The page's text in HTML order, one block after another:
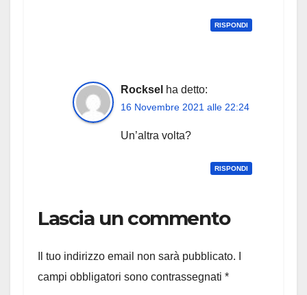
RISPONDI
Rocksel ha detto:
16 Novembre 2021 alle 22:24
Un’altra volta?
RISPONDI
Lascia un commento
Il tuo indirizzo email non sarà pubblicato.
campi obbligatori sono contrassegnati *